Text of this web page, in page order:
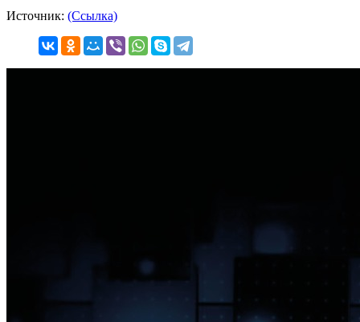
Источник: (Ссылка)